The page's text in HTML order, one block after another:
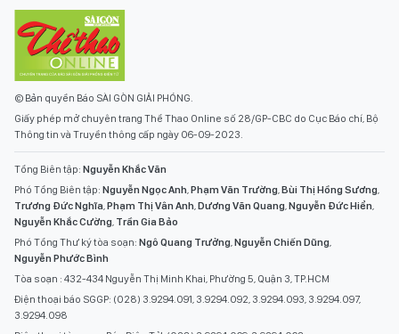
© Bản quyền Báo SÀI GÒN GIẢI PHÓNG.
Giấy phép mở chuyên trang Thể Thao Online số 28/GP-CBC do Cục Báo chí, Bộ
Thông tin và Truyền thông cấp ngày 06-09-2023.
Tổng Biên tập: Nguyễn Khắc Văn
Phó Tổng Biên tập: Nguyễn Ngọc Anh,Phạm Văn Trường,Bùi Thị Hồng Sương,
Trương Đức Nghĩa,Phạm Thị Vân Anh,Dương Văn Quang,Nguyễn Đức Hiển,
Nguyễn Khắc Cường, Trần Gia Bảo
Phó Tổng Thư ký tòa soạn: Ngô Quang Trưởng,Nguyễn Chiến Dũng,
Nguyễn Phước Bình
Tòa soạn : 432-434 Nguyễn Thị Minh Khai, Phường 5, Quận 3, TP.HCM
Điện thoại báo SGGP: (028) 3.9294.091, 3.9294.092, 3.9294.093, 3.9294.097,
3.9294.098